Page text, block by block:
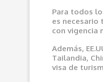
Para todos
es necesario
con vigencia
Además,
Tailandia,
visa de